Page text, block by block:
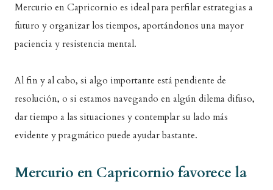
Mercurio en Capricornio es ideal para perfilar estrategias a
futuro y organizar los tiempos, aportándonos una mayor
paciencia y resistencia mental.
Al fin y al cabo, si algo importante está pendiente de
resolución, o si estamos navegando en algún dilema difuso,
dar tiempo a las situaciones y contemplar su lado más
evidente y pragmático puede ayudar bastante.
Mercurio en Capricornio favorece la